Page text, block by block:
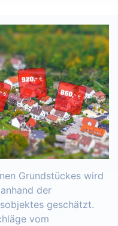
Grundstückes wird
anhand der
geschätzt.
vom